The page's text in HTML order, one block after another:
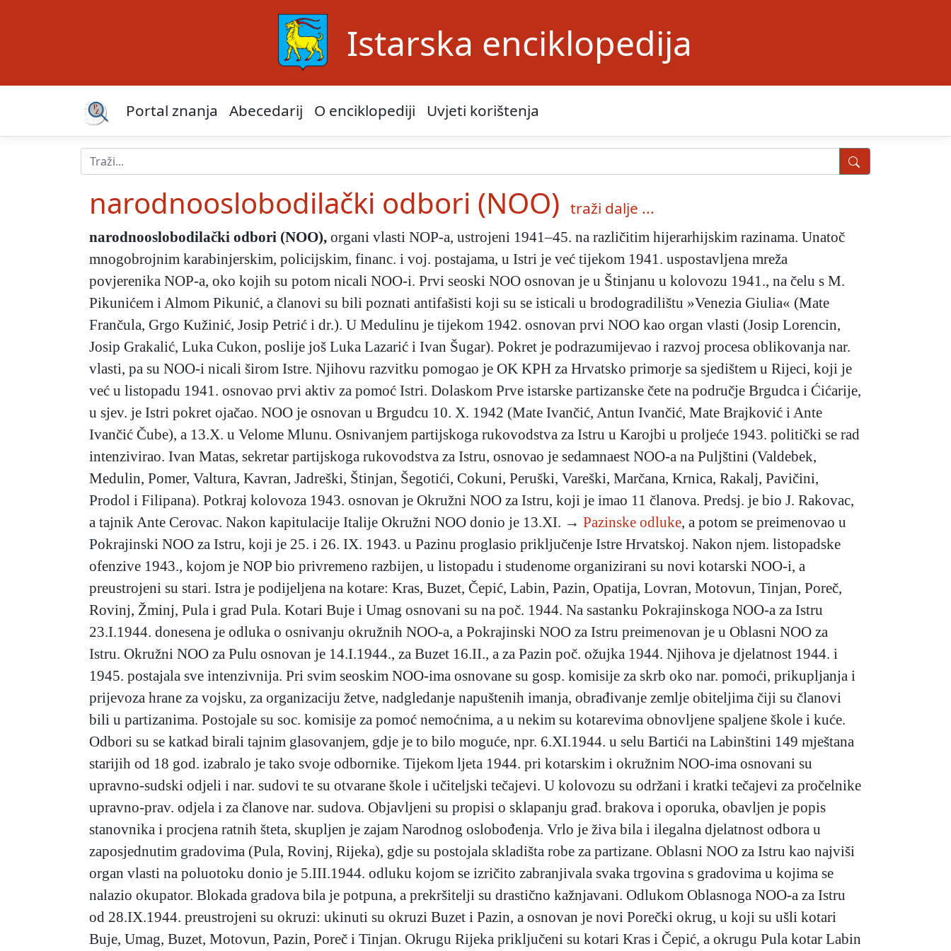
Istarska enciklopedija
Portal znanja Abecedarij O enciklopediji Uvjeti korištenja
narodnooslobodilački odbori (NOO) traži dalje ...
narodnooslobodilački odbori (NOO), organi vlasti NOP-a, ustrojeni 1941–45. na različitim hijerarhijskim razinama. Unatoč
mnogobrojnim karabinjerskim, policijskim, financ. i voj. postajama, u Istri je već tijekom 1941. uspostavljena mreža
povjerenika NOP-a, oko kojih su potom nicali NOO-i. Prvi seoski NOO osnovan je u Štinjanu u kolovozu 1941., na čelu s M.
Pikunićem i Almom Pikunić, a članovi su bili poznati antifašisti koji su se isticali u brodogradilištu »Venezia Giulia« (Mate
Frančula, Grgo Kužinić, Josip Petrić i dr.). U Medulinu je tijekom 1942. osnovan prvi NOO kao organ vlasti (Josip Lorencin,
Josip Grakalić, Luka Cukon, poslije još Luka Lazarić i Ivan Šugar). Pokret je podrazumijevao i razvoj procesa oblikovanja nar.
vlasti, pa su NOO-i nicali širom Istre. Njihovu razvitku pomogao je OK KPH za Hrvatsko primorje sa sjedištem u Rijeci, koji je
već u listopadu 1941. osnovao prvi aktiv za pomoć Istri. Dolaskom Prve istarske partizanske čete na područje Brgudca i Ćićarije,
u sjev. je Istri pokret ojačao. NOO je osnovan u Brgudcu 10. X. 1942 (Mate Ivančić, Antun Ivančić, Mate Brajković i Ante
Ivančić Čube), a 13.X. u Velome Mlunu. Osnivanjem partijskoga rukovodstva za Istru u Karojbi u proljeće 1943. politički se rad
intenzivirao. Ivan Matas, sekretar partijskoga rukovodstva za Istru, osnovao je sedamnaest NOO-a na Puljštini (Valdebek,
Medulin, Pomer, Valtura, Kavran, Jadreški, Štinjan, Šegotići, Cokuni, Peruški, Vareški, Marčana, Krnica, Rakalj, Pavičini,
Prodol i Filipana). Potkraj kolovoza 1943. osnovan je Okružni NOO za Istru, koji je imao 11 članova. Predsj. je bio J. Rakovac,
a tajnik Ante Cerovac. Nakon kapitulacije Italije Okružni NOO donio je 13.XI. → Pazinske odluke, a potom se preimenovao u
Pokrajinski NOO za Istru, koji je 25. i 26. IX. 1943. u Pazinu proglasio priključenje Istre Hrvatskoj. Nakon njem. listopadske
ofenzive 1943., kojom je NOP bio privremeno razbijen, u listopadu i studenome organizirani su novi kotarski NOO-i, a
preustrojeni su stari. Istra je podijeljena na kotare: Kras, Buzet, Čepić, Labin, Pazin, Opatija, Lovran, Motovun, Tinjan, Poreč,
Rovinj, Žminj, Pula i grad Pula. Kotari Buje i Umag osnovani su na poč. 1944. Na sastanku Pokrajinskoga NOO-a za Istru
23.I.1944. donesena je odluka o osnivanju okružnih NOO-a, a Pokrajinski NOO za Istru preimenovan je u Oblasni NOO za
Istru. Okružni NOO za Pulu osnovan je 14.I.1944., za Buzet 16.II., a za Pazin poč. ožujka 1944. Njihova je djelatnost 1944. i
1945. postajala sve intenzivnija. Pri svim seoskim NOO-ima osnovane su gosp. komisije za skrb oko nar. pomoći, prikupljanja i
prijevoza hrane za vojsku, za organizaciju žetve, nadgledanje napuštenih imanja, obrađivanje zemlje obiteljima čiji su članovi
bili u partizanima. Postojale su soc. komisije za pomoć nemoćnima, a u nekim su kotarevima obnovljene spaljene škole i kuće.
Odbori su se katkad birali tajnim glasovanjem, gdje je to bilo moguće, npr. 6.XI.1944. u selu Bartići na Labinštini 149 mještana
starijih od 18 god. izabralo je tako svoje odbornike. Tijekom ljeta 1944. pri kotarskim i okružnim NOO-ima osnovani su
upravno-sudski odjeli i nar. sudovi te su otvarane škole i učiteljski tečajevi. U kolovozu su održani i kratki tečajevi za pročelnike
upravno-prav. odjela i za članove nar. sudova. Objavljeni su propisi o sklapanju građ. brakova i oporuka, obavljen je popis
stanovnika i procjena ratnih šteta, skupljen je zajam Narodnog oslobođenja. Vrlo je živa bila i ilegalna djelatnost odbora u
zaposjednutim gradovima (Pula, Rovinj, Rijeka), gdje su postojala skladišta robe za partizane. Oblasni NOO za Istru kao najviši
organ vlasti na poluotoku donio je 5.III.1944. odluku kojom se izričito zabranjivala svaka trgovina s gradovima u kojima se
nalazio okupator. Blokada gradova bila je potpuna, a prekršitelji su drastično kažnjavani. Odlukom Oblasnoga NOO-a za Istru
od 28.IX.1944. preustrojeni su okruzi: ukinuti su okruzi Buzet i Pazin, a osnovan je novi Porečki okrug, u koji su ušli kotari
Buje, Umag, Buzet, Motovun, Pazin, Poreč i Tinjan. Okrugu Rijeka priključeni su kotari Kras i Čepić, a okrugu Pula kotar Labin